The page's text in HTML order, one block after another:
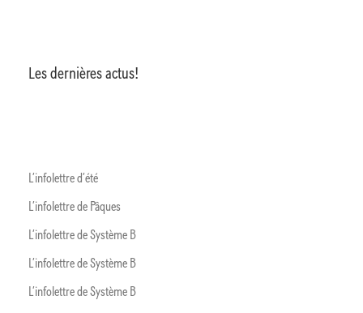
Les dernières actus!
L’infolettre d’été
L’infolettre de Pâques
L’infolettre de Système B
L’infolettre de Système B
L’infolettre de Système B